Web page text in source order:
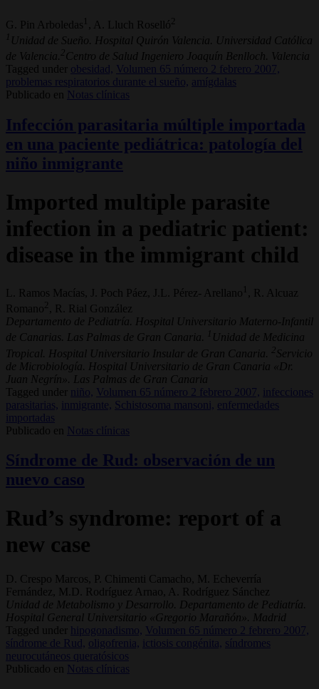
G. Pin Arboledas 1 , A. Lluch Roselló
1 Unidad de Sueño. Hospital Quirón Valencia. Universidad Católica
de Valencia.2Centro de Salud Ingeniero Joaquín Benlloch. Valencia
Tagged under
obesidad, Volumen 65 número 2 febrero 2007,
problemas respiratorios durante el sueño, amígdalas
Publicado en Notas clínicas
Infección parasitaria múltiple importada
en una paciente pediátrica: patología del
niño inmigrante
Imported multiple parasite
infection in a pediatric patient:
disease in the immigrant child
L. Ramos Macías, J. Poch Páez, J.L. Pérez- Arellano 1
, R. Alcuaz
Romano
, R. Rial González
Departamento de Pediatría. Hospital Universitario Materno-Infantil
de Canarias. Las Palmas de Gran Canaria. 1 Unidad de Medicina
Tropical. Hospital Universitario Insular de Gran Canaria.
2 Servicio
de Microbiología. Hospital Universitario de Gran Canaria «Dr.
Juan Negrín». Las Palmas de Gran Canaria
Tagged under
niño, Volumen 65 número 2 febrero 2007,
infecciones
parasitarias,
inmigrante, Schistosoma mansoni,
enfermedades
importadas
Publicado en
Notas clínicas
Síndrome de Rud: observación de un
nuevo caso
Rud’s syndrome: report of a
new case
D. Crespo Marcos, P. Chimenti Camacho, M. Echeverría
Fernández, M.D. Rodríguez Arnao, A. Rodríguez Sánchez
Unidad de Metabolismo y Desarrollo. Departamento de Pediatría.
Hospital General Universitario «Gregorio Marañón». Madrid
Tagged under
hipogonadismo,
Volumen 65 número 2 febrero 2007,
síndrome de Rud, oligofrenia, ictiosis congénita, síndromes
neurocutáneos queratósicos
Publicado en
Notas clínicas